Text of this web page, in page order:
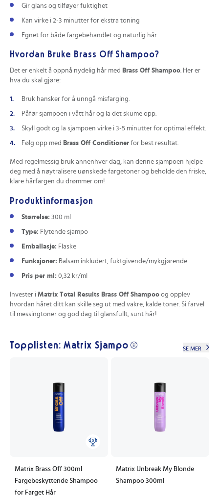
Gir glans og tilføyer fuktighet
Kan virke i 2-3 minutter for ekstra toning
Egnet for både fargebehandlet og naturlig hår
Hvordan Bruke Brass Off Shampoo?
Det er enkelt å oppnå nydelig hår med Brass Off Shampoo. Her er
hva du skal gjøre:
Bruk hansker for å unngå misfarging.
Påfør sjampoen i vått hår og la det skume opp.
Skyll godt og la sjampoen virke i 3-5 minutter for optimal effekt.
Følg opp med Brass Off Conditioner for best resultat.
Med regelmessig bruk annenhver dag, kan denne sjampoen hjelpe
deg med å nøytralisere uønskede fargetoner og beholde den friske,
klare hårfargen du drømmer om!
Produktinformasjon
Størrelse: 300 ml
Type: Flytende sjampo
Emballasje: Flaske
Funksjoner: Balsam inkludert, fuktgivende/mykgjørende
Pris per ml: 0,32 kr/ml
Invester i Matrix Total Results Brass Off Shampoo og opplev
hvordan håret ditt kan skille seg ut med vakre, kalde toner. Si farvel
til messingtoner og god dag til glansfullt, sunt hår!
Topplisten: Matrix Sjampo SE MER
Matrix Brass Off 300ml
Fargebeskyttende Shampoo
for Farget Hår
Matrix Unbreak My Blonde
Shampoo 300ml